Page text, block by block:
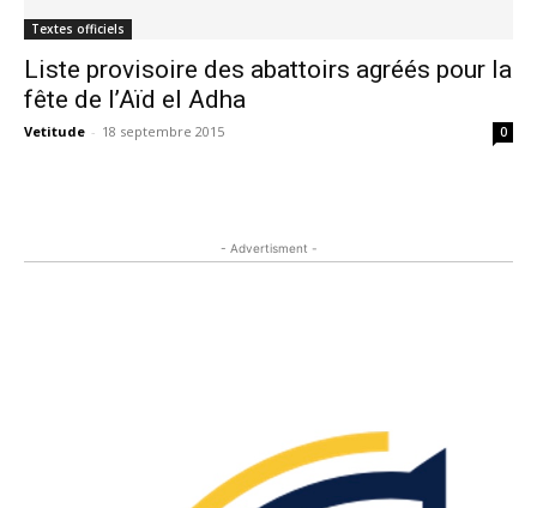
Textes officiels
Liste provisoire des abattoirs agréés pour la
fête de l’Aïd el Adha
Vetitude - 18 septembre 2015 0
- Advertisment -